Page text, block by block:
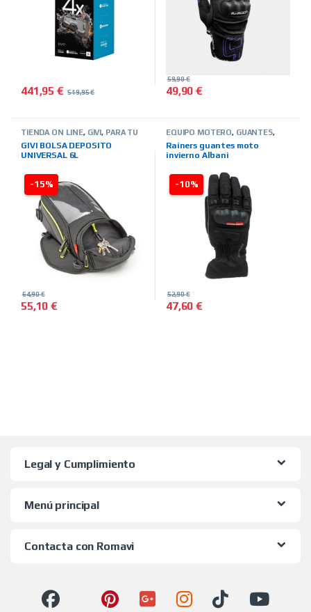
441,95€ 519,95€ 49,90€
59,90€
-15%
TIENDA ON LINE, GIVI, PARA TU
ALFORJAS-OTROS
GIVI BOLSA DEPOSITO
UNIVERSAL 6L
55,10€
64,90€
-10%
EQUIPO MOTERO, GUANTES,
LINE,MARCAS,RAINERS
Rainers guantes moto
invierno Albani
47,60€
52,90€
Legal y Cumplimiento
Menú principal
Contacta con Romavi